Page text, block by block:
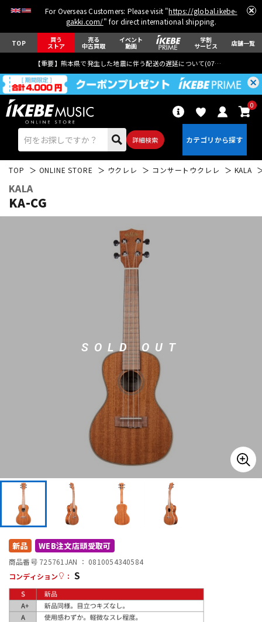
For Overseas Customers: Please visit "https://global.ikebe-
gakki.com/" for direct international shipping.
TOP 買う
ストア
売る
中古買取
イベント
動画
学割
サービス 店舗一覧
【重要】熊本県で発生した地震に伴う配送の遅延について(07月29日
詳細検索
0
エフェクター
DJ機器 DTM
配信/ライブ機器
中古
TOP ONLINE STORE ウクレレ コンサートウクレレ KALA
KALA
KA-CG
SOLD OUT
新品 WEB注文店頭受取可
商品番号 725761 JAN ： 0810054340584
コンディション
： S